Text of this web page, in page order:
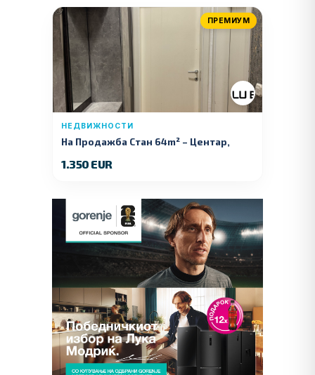
ПРЕМИУМ
НЕДВИЖНОСТИ
На Продажба Стан 64m² – Центар,
1.350 EUR